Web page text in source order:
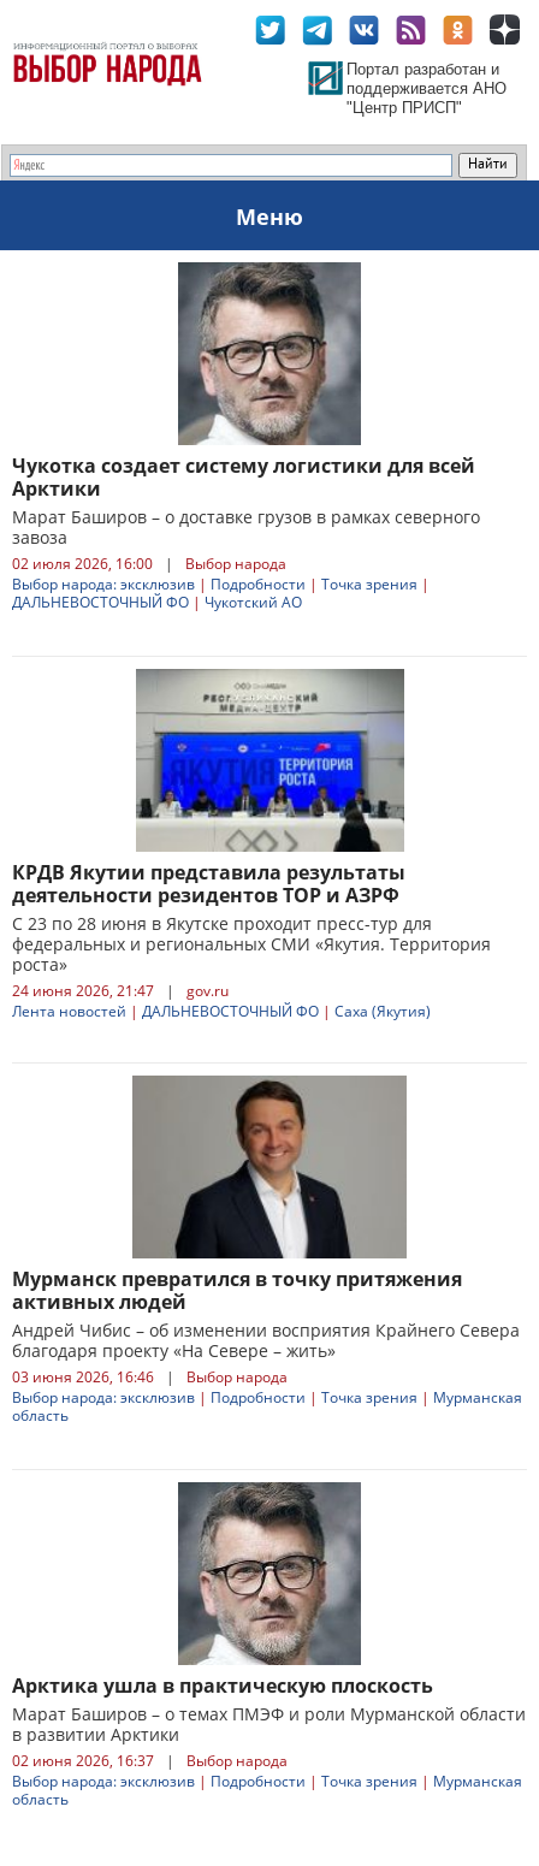
Портал разработан и
поддерживается АНО
"Центр ПРИСП"
Меню
Чукотка создает систему логистики для всей
Арктики
Марат Баширов – о доставке грузов в рамках северного
завоза
02 июля 2026, 16:00 |
Выбор народа
Выбор народа: эксклюзив | Подробности | Точка зрения |
ДАЛЬНЕВОСТОЧНЫЙ ФО | Чукотский АО
КРДВ Якутии представила результаты
деятельности резидентов ТОР и АЗРФ
С 23 по 28 июня в Якутске проходит пресс-тур для
федеральных и региональных СМИ «Якутия. Территория
роста»
24 июня 2026, 21:47 |
gov.ru
Лента новостей | ДАЛЬНЕВОСТОЧНЫЙ ФО | Саха (Якутия)
Мурманск превратился в точку притяжения
активных людей
Андрей Чибис – об изменении восприятия Крайнего Севера
благодаря проекту «На Севере – жить»
03 июня 2026, 16:46 |
Выбор народа
Выбор народа: эксклюзив | Подробности | Точка зрения | Мурманская
область
Арктика ушла в практическую плоскость
Марат Баширов – о темах ПМЭФ и роли Мурманской области
в развитии Арктики
02 июня 2026, 16:37 |
Выбор народа
Выбор народа: эксклюзив | Подробности | Точка зрения | Мурманская
область